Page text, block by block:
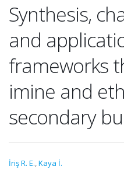
Synthesis,
and
frameworks
imine and
secondary
İriş R. E.,Kaya İ.